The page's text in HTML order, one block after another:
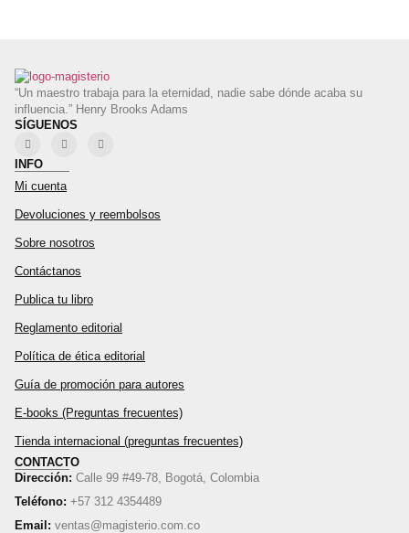
“Un maestro trabaja para la eternidad, nadie sabe dónde acaba su
influencia.” Henry Brooks Adams
SÍGUENOS
INFO
Mi cuenta
Devoluciones y reembolsos
Sobre nosotros
Contáctanos
Publica tu libro
Reglamento editorial
Política de ética editorial
Guía de promoción para autores
E-books (Preguntas frecuentes)
Tienda internacional (preguntas frecuentes)
CONTACTO
Dirección: Calle 99 #49-78, Bogotá, Colombia
Teléfono: +57 312 4354489
Email: ventas@magisterio.com.co